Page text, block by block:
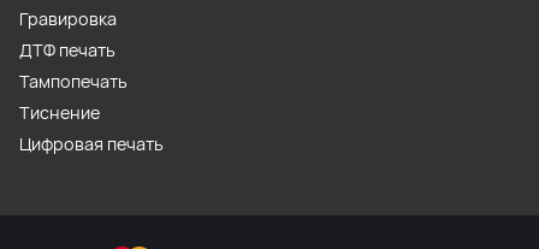
Гравировка
ДТФ печать
Тампопечать
Тиснение
Цифровая печать